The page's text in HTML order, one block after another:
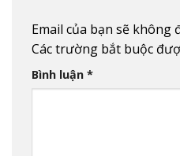
Email của bạn sẽ không
Các trường bắt buộc
Bình luận *